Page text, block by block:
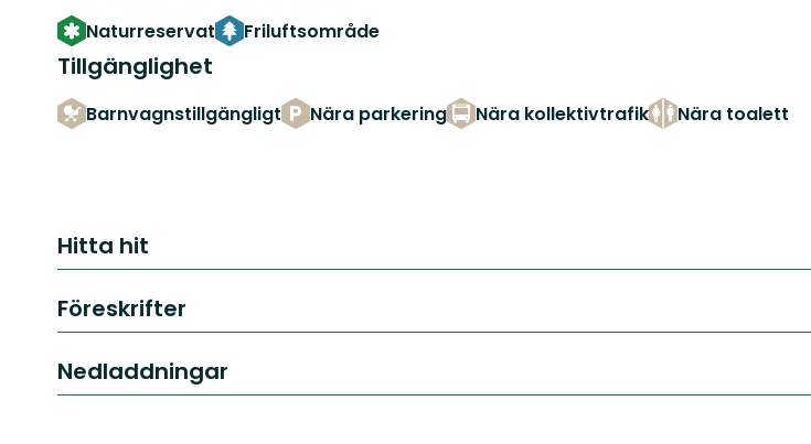
Naturreservat Friluftsområde
Tillgänglighet
Barnvagnstillgängligt Nära parkering Nära kollektivtrafik Nära toalett
Hitta hit
Föreskrifter
Nedladdningar